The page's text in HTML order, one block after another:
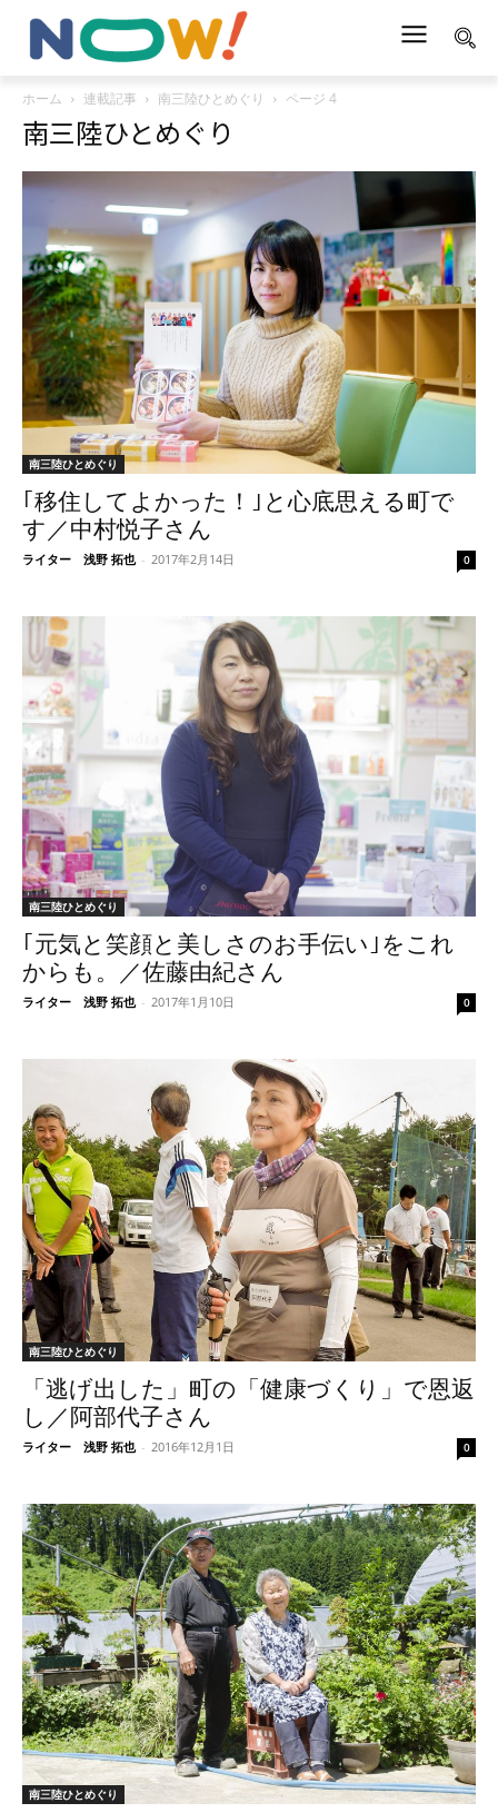
ホーム 連載記事 南三陸ひとめぐり ページ 4
南三陸ひとめぐり
南三陸ひとめぐり
｢移住してよかった！｣と心底思える町で
す／中村悦子さん
ライター 浅野 拓也 - 2017年2月14日 0
南三陸ひとめぐり
｢元気と笑顔と美しさのお手伝い｣をこれ
からも。／佐藤由紀さん
ライター 浅野 拓也 - 2017年1月10日 0
南三陸ひとめぐり
「逃げ出した」町の「健康づくり」で恩返
し／阿部代子さん
ライター 浅野 拓也 - 2016年12月1日 0
南三陸ひとめぐり